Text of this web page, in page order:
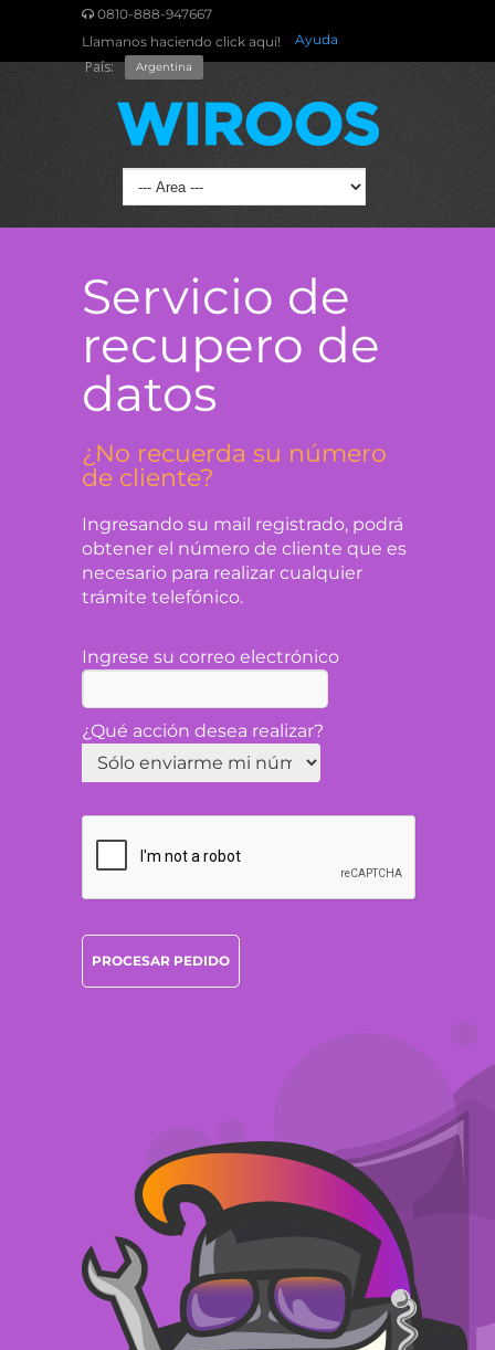
0810-888-947667
Llamanos haciendo click aquí!
Ayuda
País: Argentina
Servicio de
recupero de
datos
¿No recuerda su número
de cliente?
Ingresando su mail registrado, podrá
obtener el número de cliente que es
necesario para realizar cualquier
trámite telefónico.
Ingrese su correo electrónico
¿Qué acción desea realizar?